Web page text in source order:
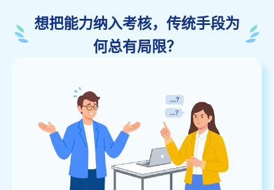
想把能力纳入考核，传统手段为
何总有局限？